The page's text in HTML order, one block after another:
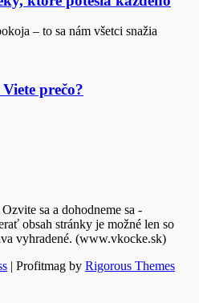
– to sa nám všetci snažia
prečo?
sa a dohodneme sa -
obsah stránky je možné len so
vyhradené. (www.vkocke.sk)
| Profitmag by Rigorous Themes